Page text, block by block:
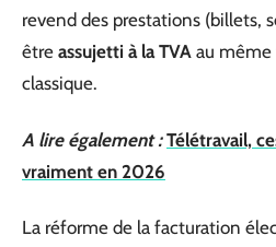
revend des prestations (billets,
être assujetti à la TVA au même
classique.
A lire également : Télétravail,
vraiment en 2026
La réforme de la facturation